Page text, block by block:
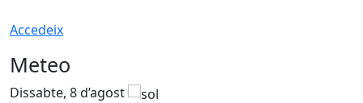
Accedeix
Meteo
Dissabte, 8 d’agost